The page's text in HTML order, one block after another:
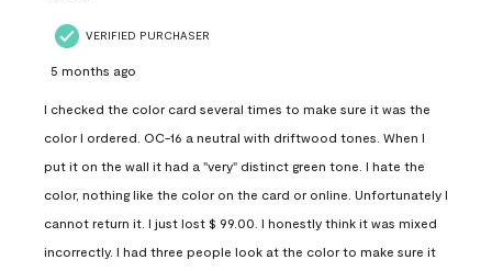
VERIFIED PURCHASER
5 months ago
I checked the color card several times to make sure it was the
color I ordered. OC-16 a neutral with driftwood tones. When I
put it on the wall it had a "very" distinct green tone. I hate the
color, nothing like the color on the card or online. Unfortunately I
cannot return it. I just lost $ 99.00. I honestly think it was mixed
incorrectly. I had three people look at the color to make sure it